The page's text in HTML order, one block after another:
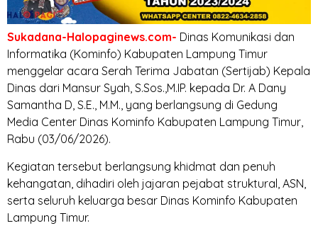
Sukadana-Halopaginews.com- Dinas Komunikasi dan
Informatika (Kominfo) Kabupaten Lampung Timur
menggelar acara Serah Terima Jabatan (Sertijab) Kepala
Dinas dari Mansur Syah, S.Sos.,M.IP. kepada Dr. A Dany
Samantha D, S.E., M.M., yang berlangsung di Gedung
Media Center Dinas Kominfo Kabupaten Lampung Timur,
Rabu (03/06/2026).
Kegiatan tersebut berlangsung khidmat dan penuh
kehangatan, dihadiri oleh jajaran pejabat struktural, ASN,
serta seluruh keluarga besar Dinas Kominfo Kabupaten
Lampung Timur.